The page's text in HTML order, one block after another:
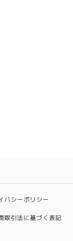
バシーポリシー
取引法に基づく表記